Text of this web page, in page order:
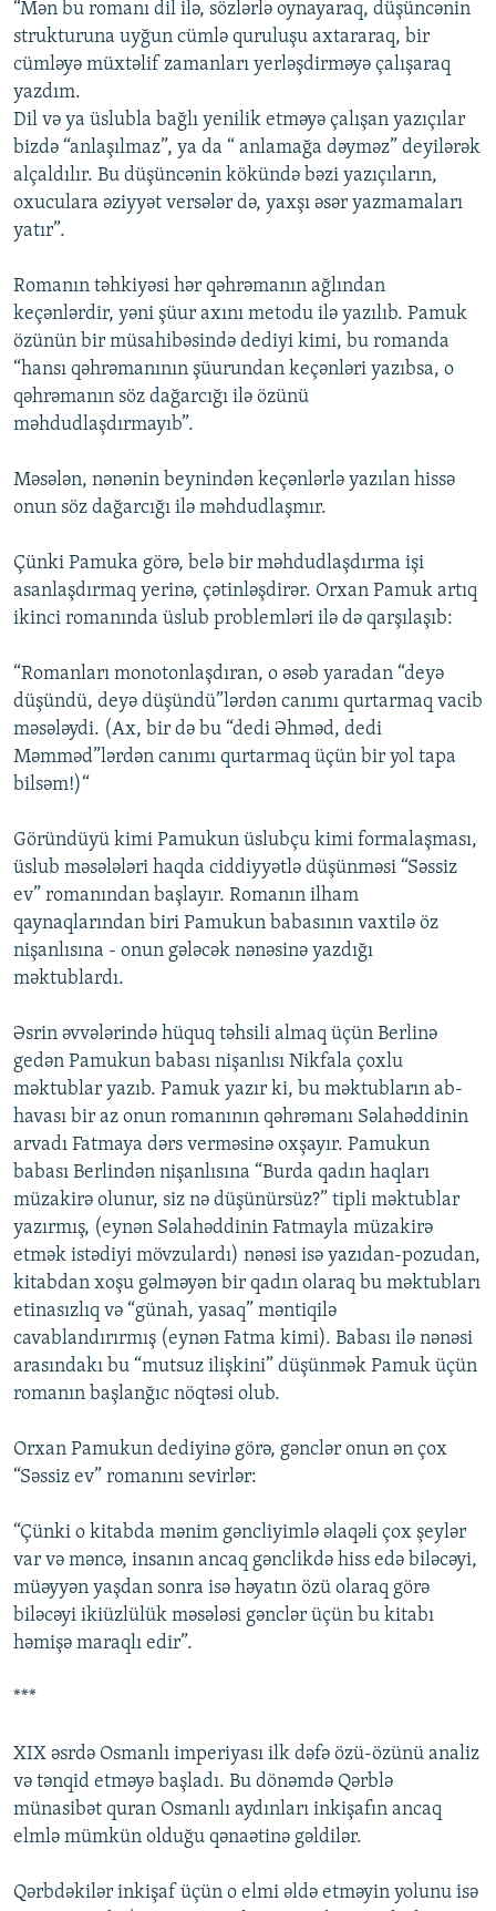
“Mən bu romanı dil ilə, sözlərlə oynayaraq, düşüncənin
strukturuna uyğun cümlə quruluşu axtararaq, bir
cümləyə müxtəlif zamanları yerləşdirməyə çalışaraq
yazdım.
Dil və ya üslubla bağlı yenilik etməyə çalışan yazıçılar
bizdə “anlaşılmaz”, ya da “ anlamağa dəyməz” deyilərək
alçaldılır. Bu düşüncənin kökündə bəzi yazıçıların,
oxuculara əziyyət versələr də, yaxşı əsər yazmamaları
yatır”.
Romanın təhkiyəsi hər qəhrəmanın ağlından
keçənlərdir, yəni şüur axını metodu ilə yazılıb. Pamuk
özünün bir müsahibəsində dediyi kimi, bu romanda
“hansı qəhrəmanının şüurundan keçənləri yazıbsa, o
qəhrəmanın söz dağarcığı ilə özünü
məhdudlaşdırmayıb”.
Məsələn, nənənin beynindən keçənlərlə yazılan hissə
onun söz dağarcığı ilə məhdudlaşmır.
Çünki Pamuka görə, belə bir məhdudlaşdırma işi
asanlaşdırmaq yerinə, çətinləşdirər. Orxan Pamuk artıq
ikinci romanında üslub problemləri ilə də qarşılaşıb:
“Romanları monotonlaşdıran, o əsəb yaradan “deyə
düşündü, deyə düşündü”lərdən canımı qurtarmaq vacib
məsələydi. (Ax, bir də bu “dedi Əhməd, dedi
Məmməd”lərdən canımı qurtarmaq üçün bir yol tapa
bilsəm!)“
Göründüyü kimi Pamukun üslubçu kimi formalaşması,
üslub məsələləri haqda ciddiyyətlə düşünməsi “Səssiz
ev” romanından başlayır. Romanın ilham
qaynaqlarından biri Pamukun babasının vaxtilə öz
nişanlısına - onun gələcək nənəsinə yazdığı
məktublardı.
Əsrin əvvələrində hüquq təhsili almaq üçün Berlinə
gedən Pamukun babası nişanlısı Nikfala çoxlu
məktublar yazıb. Pamuk yazır ki, bu məktubların ab-
havası bir az onun romanının qəhrəmanı Səlahəddinin
arvadı Fatmaya dərs verməsinə oxşayır. Pamukun
babası Berlindən nişanlısına “Burda qadın haqları
müzakirə olunur, siz nə düşünürsüz?” tipli məktublar
yazırmış, (eynən Səlahəddinin Fatmayla müzakirə
etmək istədiyi mövzulardı) nənəsi isə yazıdan-pozudan,
kitabdan xoşu gəlməyən bir qadın olaraq bu məktubları
etinasızlıq və “günah, yasaq” məntiqilə
cavablandırırmış (eynən Fatma kimi). Babası ilə nənəsi
arasındakı bu “mutsuz ilişkini” düşünmək Pamuk üçün
romanın başlanğıc nöqtəsi olub.
Orxan Pamukun dediyinə görə, gənclər onun ən çox
“Səssiz ev” romanını sevirlər:
“Çünki o kitabda mənim gəncliyimlə əlaqəli çox şeylər
var və məncə, insanın ancaq gənclikdə hiss edə biləcəyi,
müəyyən yaşdan sonra isə həyatın özü olaraq görə
biləcəyi ikiüzlülük məsələsi gənclər üçün bu kitabı
həmişə maraqlı edir”.
***
XIX əsrdə Osmanlı imperiyası ilk dəfə özü-özünü analiz
və tənqid etməyə başladı. Bu dönəmdə Qərblə
münasibət quran Osmanlı aydınları inkişafın ancaq
elmlə mümkün olduğu qənaətinə gəldilər.
Qərbdəkilər inkişaf üçün o elmi əldə etməyin yolunu isə